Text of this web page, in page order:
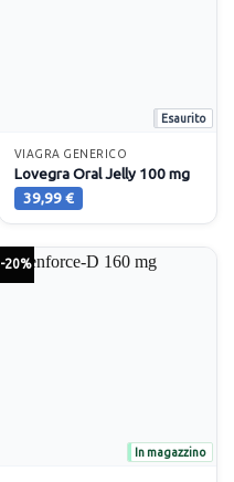
Esaurito
VIAGRA GENERICO
Lovegra Oral Jelly 100 mg
39,99€
-20%
In magazzino